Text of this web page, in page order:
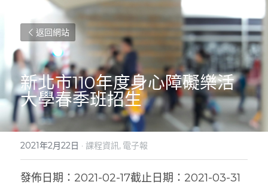
返回網站
新北市110年度身心障礙樂活
大學春季班招生
2021年2月22日 · 課程資訊, 電子報
發佈日期：2021-02-17截止日期：2021-03-31